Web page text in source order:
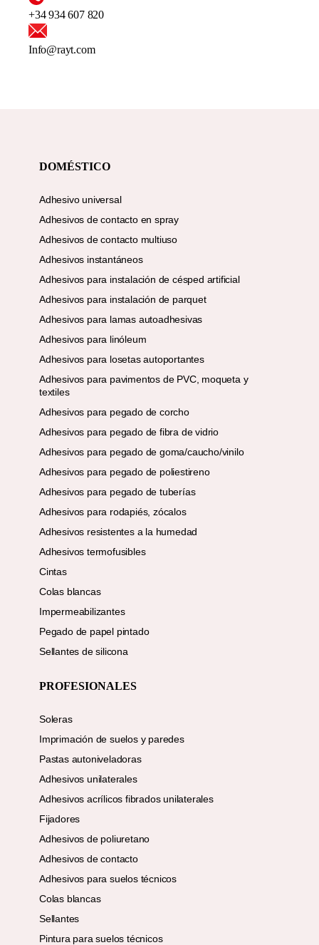
+34 934 607 820
Info@rayt.com
DOMÉSTICO
Adhesivo universal
Adhesivos de contacto en spray
Adhesivos de contacto multiuso
Adhesivos instantáneos
Adhesivos para instalación de césped artificial
Adhesivos para instalación de parquet
Adhesivos para lamas autoadhesivas
Adhesivos para linóleum
Adhesivos para losetas autoportantes
Adhesivos para pavimentos de PVC, moqueta y
textiles
Adhesivos para pegado de corcho
Adhesivos para pegado de fibra de vidrio
Adhesivos para pegado de goma/caucho/vinilo
Adhesivos para pegado de poliestireno
Adhesivos para pegado de tuberías
Adhesivos para rodapiés, zócalos
Adhesivos resistentes a la humedad
Adhesivos termofusibles
Cintas
Colas blancas
Impermeabilizantes
Pegado de papel pintado
Sellantes de silicona
PROFESIONALES
Soleras
Imprimación de suelos y paredes
Pastas autoniveladoras
Adhesivos unilaterales
Adhesivos acrílicos fibrados unilaterales
Fijadores
Adhesivos de poliuretano
Adhesivos de contacto
Adhesivos para suelos técnicos
Colas blancas
Sellantes
Pintura para suelos técnicos